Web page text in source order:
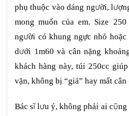
phụ thuộc vào dáng người,
mong muốn của em. Size
người có khung ngực nhỏ
dưới 1m60 và cân nặng
khách hàng này, túi 250cc
vặn, không bị “giả” hay mất
Bác sĩ lưu ý, không phải ai